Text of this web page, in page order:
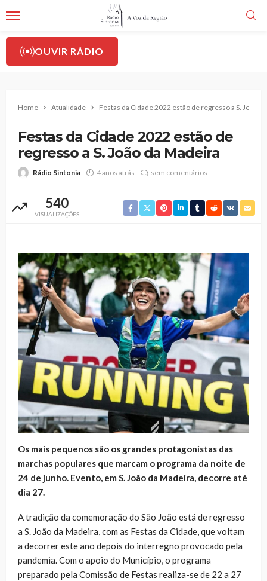
OUVIR RÁDIO
Home Atualidade Festas da Cidade 2022 estão de regresso a S. João
Festas da Cidade 2022 estão de
regresso a S. João da Madeira
Rádio Sintonia 4 anos atrás sem comentários
540
VISUALIZAÇÕES
Os mais pequenos são os grandes protagonistas das
marchas populares que marcam o programa da noite de
24 de junho. Evento, em S. João da Madeira, decorre até
dia 27.
A tradição da comemoração do São João está de regresso
a S. João da Madeira, com as Festas da Cidade, que voltam
a decorrer este ano depois do interregno provocado pela
pandemia. Com o apoio do Município, o programa
preparado pela Comissão de Festas realiza-se de 22 a 27